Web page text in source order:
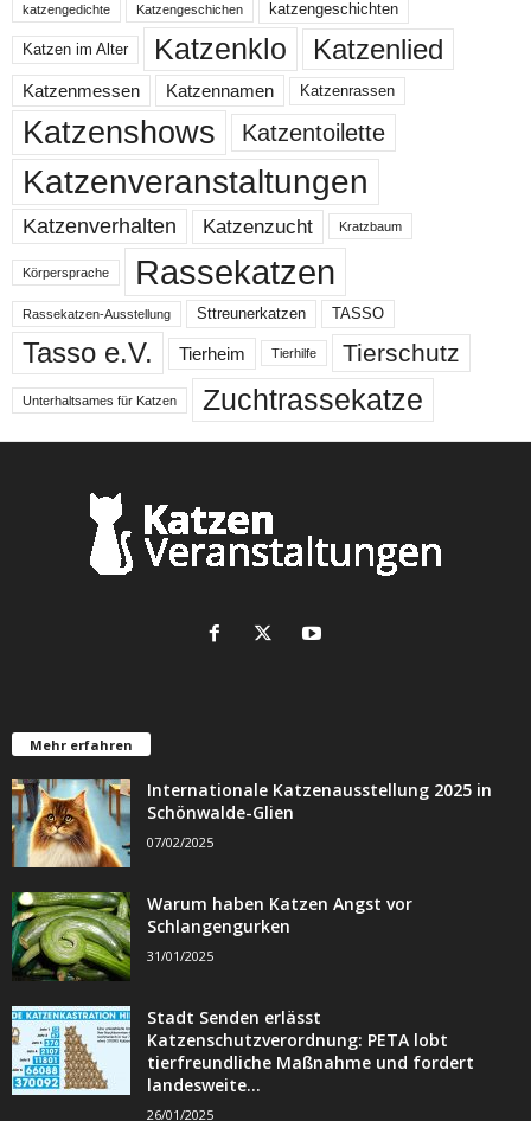
katzengedichte Katzengeschichen katzengeschichten
Katzen im Alter Katzenklo Katzenlied
Katzenmessen Katzennamen Katzenrassen
Katzenshows Katzentoilette
Katzenveranstaltungen
Katzenverhalten Katzenzucht Kratzbaum
Körpersprache Rassekatzen
Rassekatzen-Ausstellung Sttreunerkatzen TASSO
Tasso e.V. Tierheim Tierhilfe Tierschutz
Unterhaltsames für Katzen Zuchtrassekatze
Mehr erfahren
Internationale Katzenausstellung 2025 in
Schönwalde-Glien
07/02/2025
Warum haben Katzen Angst vor
Schlangengurken
31/01/2025
Stadt Senden erlässt
Katzenschutzverordnung: PETA lobt
tierfreundliche Maßnahme und fordert
landesweite...
26/01/2025